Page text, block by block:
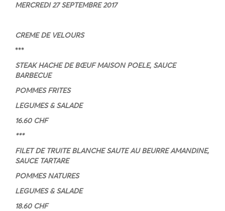
MERCREDI 27 SEPTEMBRE 2017
CREME DE VELOURS
***
STEAK HACHE DE BŒUF MAISON POELE, SAUCE
BARBECUE
POMMES FRITES
LEGUMES & SALADE
16.60 CHF
***
FILET DE TRUITE BLANCHE SAUTE AU BEURRE AMANDINE,
SAUCE TARTARE
POMMES NATURES
LEGUMES & SALADE
18.60 CHF